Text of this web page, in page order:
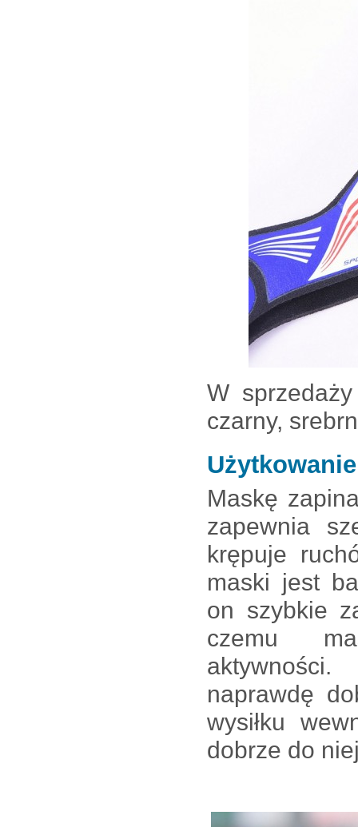
W
czarny,
Użytkowanie
Maskę
zapewnia
krępuje
maski jest
on szybkie
czemu
aktywności.
naprawdę
wysiłku
dobrze do